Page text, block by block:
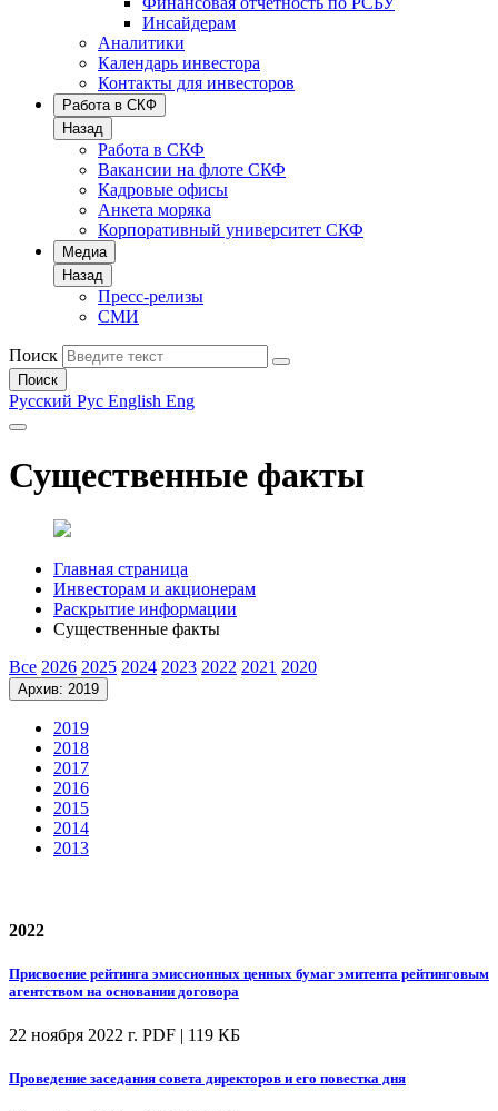
Инсайдерам
Аналитики
Календарь инвестора
Контакты для инвесторов
Работа в СКФ
Назад
Работа в СКФ
Вакансии на флоте СКФ
Кадровые офисы
Анкета моряка
Корпоративный университет СКФ
Медиа
Назад
Пресс-релизы
СМИ
Поиск
Поиск
Русский Рус English Eng
Существенные факты
Главная страница
Инвесторам и акционерам
Раскрытие информации
Существенные факты
Все 2026 2025 2024 2023 2022 2021 2020
Архив: 2019
2019
2018
2017
2016
2015
2014
2013
2022
Присвоение рейтинга эмиссионных ценных бумаг эмитента рейтинговым
агентством на основании договора
22 ноября 2022 г. PDF | 119 КБ
Проведение заседания совета директоров и его повестка дня